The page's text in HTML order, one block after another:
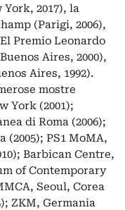
2017), la
(Parigi, 2006),
Premio Leonardo
Aires, 2000),
Aires, 1992).
mostre
York (2001);
di Roma (2006);
PS1 MoMA,
Barbican Centre,
of Contemporary
Seoul, Corea
ZKM, Germania